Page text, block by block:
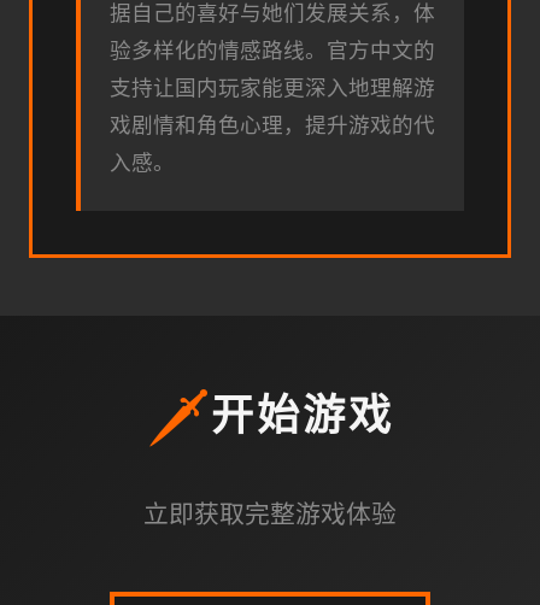
据自己的喜好与她们发展关系，体
验多样化的情感路线。官方中文的
支持让国内玩家能更深入地理解游
戏剧情和角色心理，提升游戏的代
入感。
🗡️开始游戏
立即获取完整游戏体验